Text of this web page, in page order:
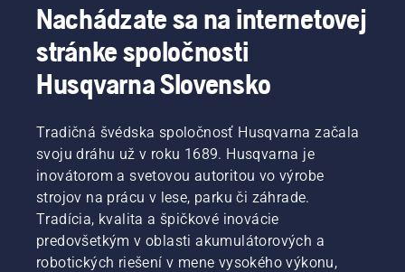
Nachádzate sa na internetovej
stránke spoločnosti
Husqvarna Slovensko
Tradičná švédska spoločnosť Husqvarna začala
svoju dráhu už v roku 1689. Husqvarna je
inovátorom a svetovou autoritou vo výrobe
strojov na prácu v lese, parku či záhrade.
Tradícia, kvalita a špičkové inovácie
predovšetkým v oblasti akumulátorových a
robotických riešení v mene vysokého výkonu,